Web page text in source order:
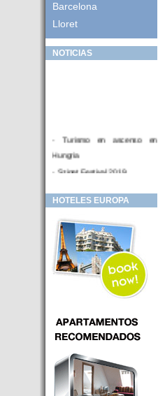
Barcelona
Lloret
NOTICIAS
- Turismo en ascenso en
Hungria
- Sziget Festival 2019
Hotel en venta en zona PRIME
- Inversor para hotel
- Hotel en venta Budapest
- Budapest y Cracovia, las
ciudades de moda en 2018
- Inaugurado en BUDAPEST el
puede ser controlado por
Smarthfones de sus clientes
- HOTEL Moments Budapest,
éste sí es un ‘gran hotel
Budapest’.
HOTELES EUROPA